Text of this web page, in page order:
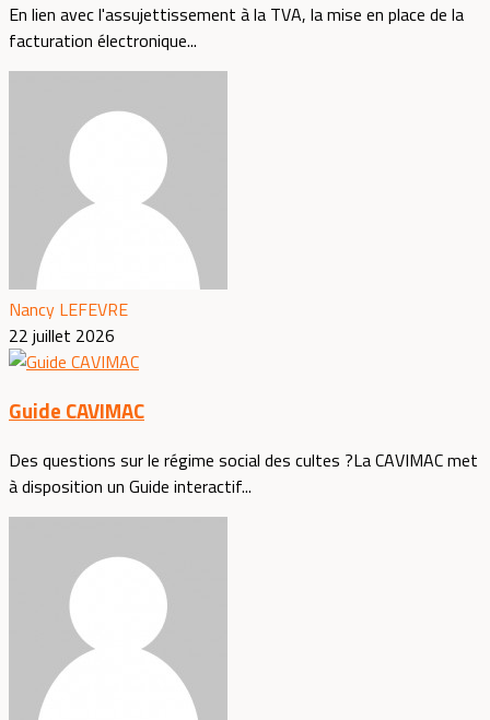
En lien avec l'assujettissement à la TVA, la mise en place de la
facturation électronique...
Nancy LEFEVRE
22 juillet 2026
Guide CAVIMAC
Des questions sur le régime social des cultes ?La CAVIMAC met
à disposition un Guide interactif...